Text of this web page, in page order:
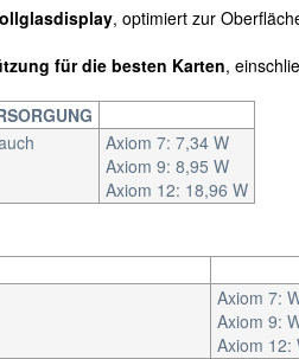
, optimiert zur
für die besten Karten,
Axiom 7: 7,34 W
Axiom 9: 8,95 W
Axiom 12: 18,96 W
Axiom 7:
Axiom 9:
Axiom 12: